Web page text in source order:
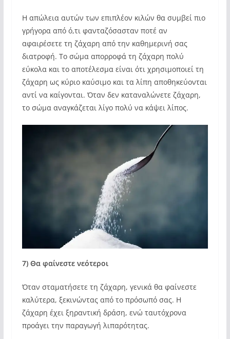
Η απώλεια αυτών των επιπλέον κιλών θα συμβεί πιο
γρήγορα από ό,τι φανταζόσασταν ποτέ αν
αφαιρέσετε τη ζάχαρη από την καθημερινή σας
διατροφή. Το σώμα απορροφά τη ζάχαρη πολύ
εύκολα και το αποτέλεσμα είναι ότι χρησιμοποιεί τη
ζάχαρη ως κύριο καύσιμο και τα λίπη αποθηκεύονται
αντί να καίγονται. Όταν δεν καταναλώνετε ζάχαρη,
το σώμα αναγκάζεται λίγο πολύ να κάψει λίπος.
7) Θα φαίνεστε νεότεροι
Όταν σταματήσετε τη ζάχαρη, γενικά θα φαίνεστε
καλύτερα, ξεκινώντας από το πρόσωπό σας. Η
ζάχαρη έχει ξηραντική δράση, ενώ ταυτόχρονα
προάγει την παραγωγή λιπαρότητας.